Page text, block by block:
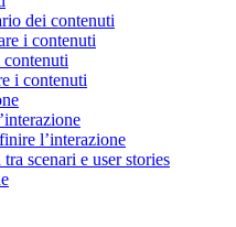
dei contenuti
i contenuti
i contenuti
l’interazione
scenari e user stories